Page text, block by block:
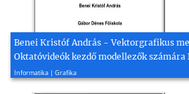
Benei Kristóf András - Vektorgrafikus
Oktatóvideók kezdő modellezők számára
Informatika | Grafika